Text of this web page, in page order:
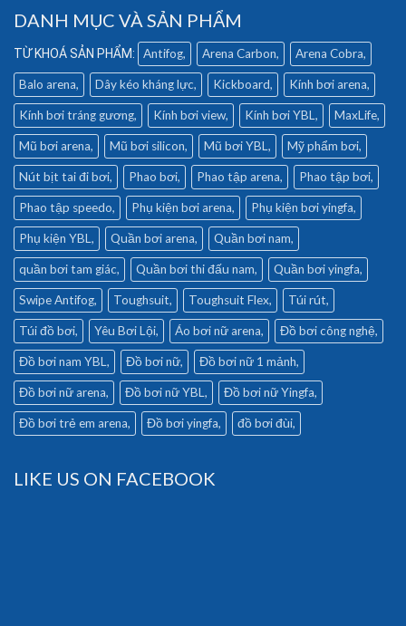
DANH MỤC VÀ SẢN PHẨM
Antifog Arena Carbon Arena Cobra
Balo arena Dây kéo kháng lực Kickboard Kính bơi arena
Kính bơi tráng gương Kính bơi view Kính bơi YBL MaxLife
Mũ bơi arena Mũ bơi silicon Mũ bơi YBL Mỹ phẩm bơi
Nút bịt tai đi bơi Phao bơi Phao tập arena Phao tập bơi
Phao tập speedo Phụ kiện bơi arena Phụ kiện bơi yingfa
Phụ kiện YBL Quần bơi arena Quần bơi nam
quần bơi tam giác Quần bơi thi đấu nam Quần bơi yingfa
Swipe Antifog Toughsuit Toughsuit Flex Túi rút
Túi đồ bơi Yêu Bơi Lội Áo bơi nữ arena Đồ bơi công nghệ
Đồ bơi nam YBL Đồ bơi nữ Đồ bơi nữ 1 mảnh
Đồ bơi nữ arena Đồ bơi nữ YBL Đồ bơi nữ Yingfa
Đồ bơi trẻ em arena Đồ bơi yingfa đồ bơi đùi
LIKE US ON FACEBOOK